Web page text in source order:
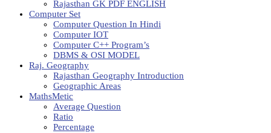
Rajasthan GK PDF ENGLISH
Computer Set
Computer Question In Hindi
Computer IOT
Computer C++ Program’s
DBMS & OSI MODEL
Raj. Geography
Rajasthan Geography Introduction
Geographic Areas
MathsMetic
Average Question
Ratio
Percentage